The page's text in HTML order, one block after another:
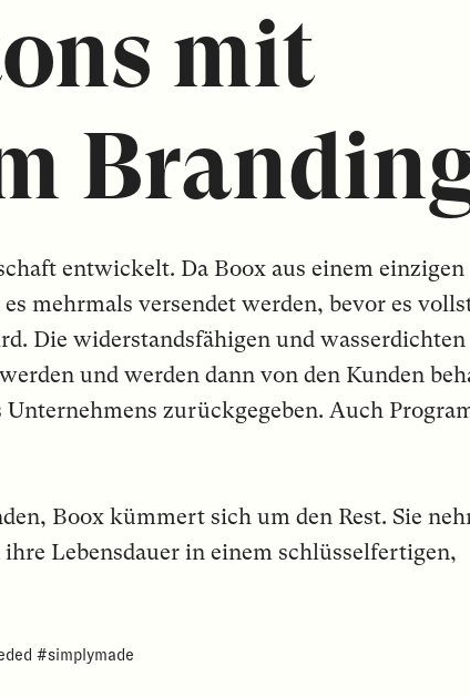
mit
entwickelt. Da Boox aus einem einzigen
mehrmals versendet werden, bevor es
Die widerstandsfähigen und wasserdichten
und werden dann von den Kunden
zurückgegeben. Auch
Boox kümmert sich um den Rest. Sie
Lebensdauer in einem schlüsselfertigen,
#simplymade